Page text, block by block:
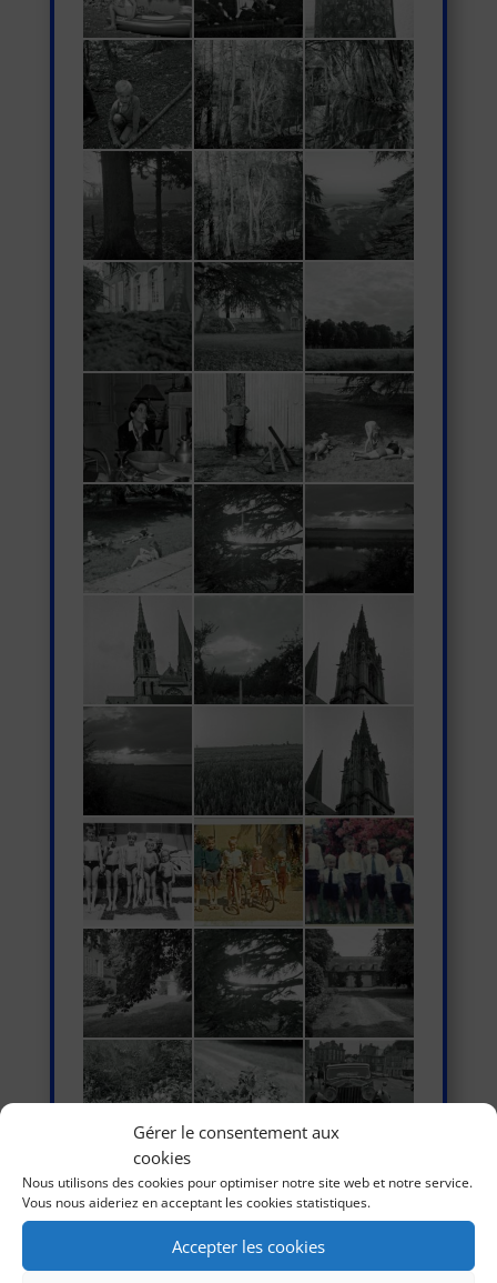
Gérer le consentement aux
cookies
Nous utilisons des cookies pour optimiser notre site web et notre service.
Vous nous aideriez en acceptant les cookies statistiques.
Accepter les cookies